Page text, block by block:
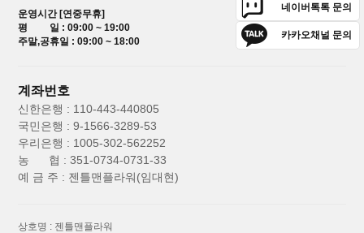
운영시간 [연중무휴]
평 일 : 09:00 ~ 19:00
주말,공휴일 : 09:00 ~ 18:00
네이버톡톡 문의
카카오채널 문의
계좌번호
신한은행 : 110-443-440805
국민은행 : 9-1566-3289-53
우리은행 : 1005-302-562252
농 협 : 351-0734-0731-33
예 금 주 : 젠틀맨플라워(임대현)
상호명 : 젠틀맨플라워